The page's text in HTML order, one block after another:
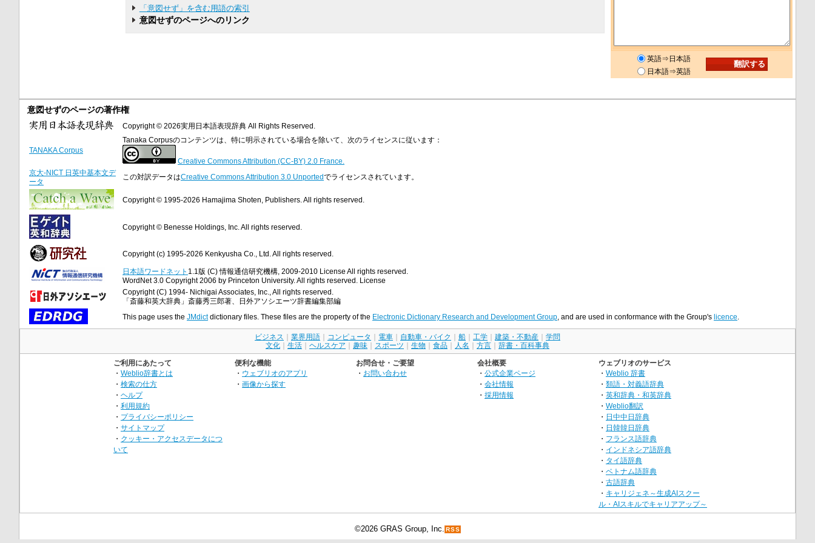
「意図せず」を含む用語の索引
意図せずのページへのリンク
英語⇒日本語
日本語⇒英語
意図せずのページの著作権
Copyright © 2026実用日本語表現辞典 All Rights Reserved.
TANAKA Corpus
Tanaka Corpusのコンテンツは、特に明示されている場合を除いて、次のライセンスに従います：
Creative Commons Attribution (CC-BY) 2.0 France.
京大-NICT 日英中基本文デ
ータ
この対訳データはCreative Commons Attribution 3.0 Unportedでライセンスされています。
Copyright © 1995-2026 Hamajima Shoten, Publishers. All rights reserved.
Copyright © Benesse Holdings, Inc. All rights reserved.
Copyright (c) 1995-2026 Kenkyusha Co., Ltd. All rights reserved.
日本語ワードネット 1.1版 (C) 情報通信研究機構, 2009-2010 License All rights reserved.
WordNet 3.0 Copyright 2006 by Princeton University. All rights reserved. License
Copyright (C) 1994- Nichigai Associates, Inc., All rights reserved.
「斎藤和英大辞典」斎藤秀三郎著、日外アソシエーツ辞書編集部編
This page uses the JMdictdictionary files. These files are the property of the Electronic Dictionary Research and Development Group , and are used in conformance with the Group's licence
ビジネス 業界用語 コンピュータ 電車 自動車・バイク 船 工学 建築・不動産
学問
文化
生活 ヘルスケア 趣味 スポーツ 生物 食品 人名 方言 辞書・百科事典
ご利用にあたって
・ Weblio辞書とは
・ 検索の仕方
・ ヘルプ
・ 利用規約
・ プライバシーポリシー
・ サイトマップ
・ クッキー・アクセスデータにつ
いて
便利な機能
・ ウェブリオのアプリ
・ 画像から探す
お問合せ・ご要望
・ お問い合わせ
会社概要
・ 公式企業ページ
・ 会社情報
・ 採用情報
ウェブリオのサービス
・ Weblio 辞書
・ 類語・対義語辞典
・ 英和辞典・和英辞典
・ Weblio翻訳
・ 日中中日辞典
・ 日韓韓日辞典
・ フランス語辞典
・ インドネシア語辞典
・ タイ語辞典
・ ベトナム語辞典
・ 古語辞典
・ キャリジェネ～生成AIスクー
ル・AIスキルでキャリアアップ～
©2026 GRAS Group, Inc. RSS